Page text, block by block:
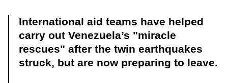
International aid teams have helped
carry out Venezuela’s "miracle
rescues" after the twin earthquakes
struck, but are now preparing to leave.